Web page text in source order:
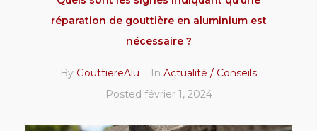
réparation de gouttière en aluminium est
nécessaire ?
By GouttiereAlu In Actualité / Conseils
Posted février 1, 2024